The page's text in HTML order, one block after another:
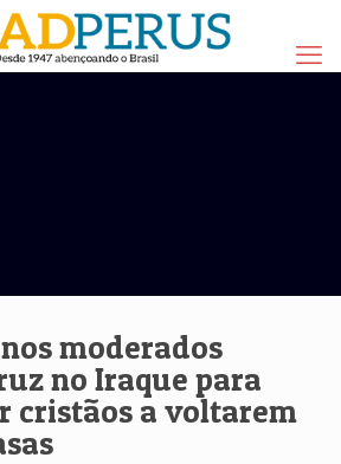
moderados
no Iraque para
cristãos a voltarem